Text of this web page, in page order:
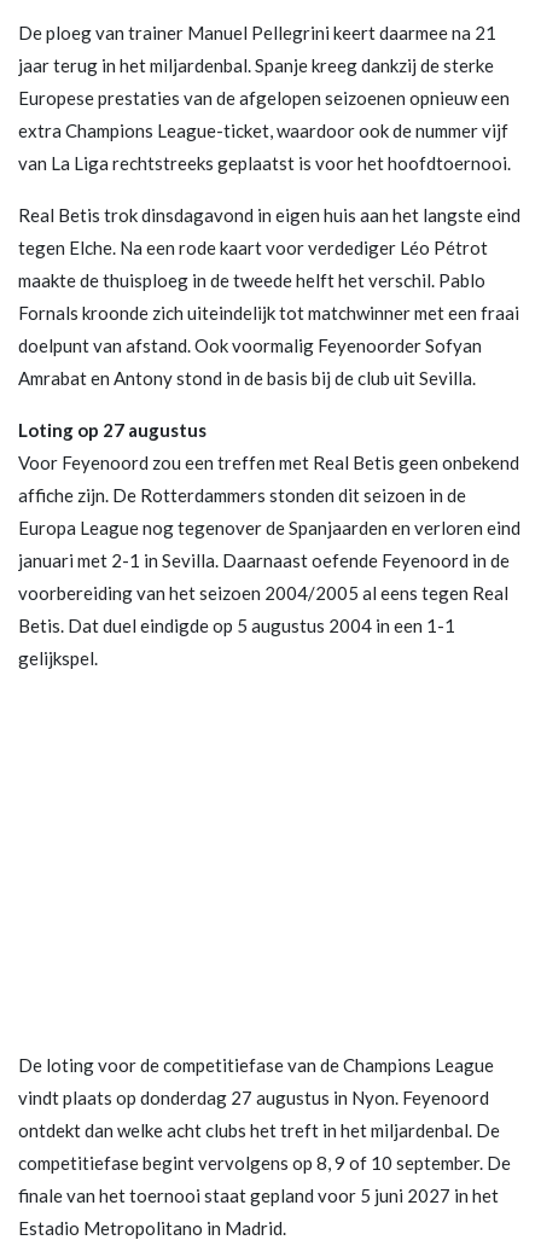
De ploeg van trainer Manuel Pellegrini keert daarmee na 21
jaar terug in het miljardenbal. Spanje kreeg dankzij de sterke
Europese prestaties van de afgelopen seizoenen opnieuw een
extra Champions League-ticket, waardoor ook de nummer vijf
van La Liga rechtstreeks geplaatst is voor het hoofdtoernooi.
Real Betis trok dinsdagavond in eigen huis aan het langste eind
tegen Elche. Na een rode kaart voor verdediger Léo Pétrot
maakte de thuisploeg in de tweede helft het verschil. Pablo
Fornals kroonde zich uiteindelijk tot matchwinner met een fraai
doelpunt van afstand. Ook voormalig Feyenoorder Sofyan
Amrabat en Antony stond in de basis bij de club uit Sevilla.
Loting op 27 augustus
Voor Feyenoord zou een treffen met Real Betis geen onbekend
affiche zijn. De Rotterdammers stonden dit seizoen in de
Europa League nog tegenover de Spanjaarden en verloren eind
januari met 2-1 in Sevilla. Daarnaast oefende Feyenoord in de
voorbereiding van het seizoen 2004/2005 al eens tegen Real
Betis. Dat duel eindigde op 5 augustus 2004 in een 1-1
gelijkspel.
De loting voor de competitiefase van de Champions League
vindt plaats op donderdag 27 augustus in Nyon. Feyenoord
ontdekt dan welke acht clubs het treft in het miljardenbal. De
competitiefase begint vervolgens op 8, 9 of 10 september. De
finale van het toernooi staat gepland voor 5 juni 2027 in het
Estadio Metropolitano in Madrid.